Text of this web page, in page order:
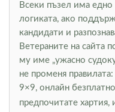
Всеки пъзел има едно
логиката, ако
кандидати и
Ветераните на сайта
му име „ужасно
не променя
9×9, онлайн
предпочитате хартия,